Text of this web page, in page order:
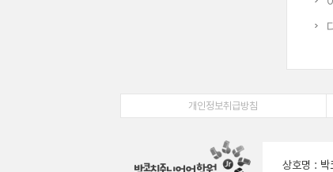
개인정보취급방침
상호명 : 박